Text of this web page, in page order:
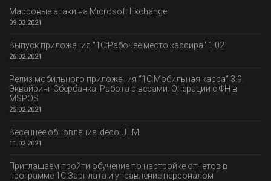
Массовые атаки на Microsoft Exchange
09.03.2021
Выпуск приложения "1С:Рабочее место кассира" 1.02
26.02.2021
Релиз мобильного приложения "1С:Мобильная касса" 3.9.
Эквайринг Сбербанка. Работа с весами. Операции с ФН в
MSPOS
25.02.2021
Весеннее обновление Ideco UTM
11.02.2021
Приглашаем пройти обучение по настройке отчетов в
программе 1С:Зарплата и управление персоналом